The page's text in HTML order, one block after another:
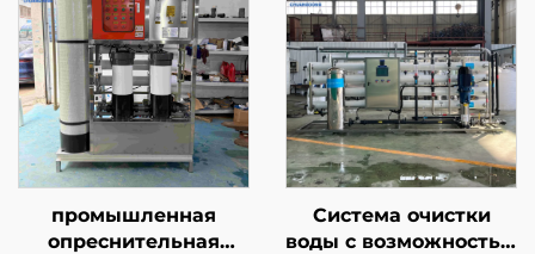
сельскохозяйственных
нужд и
рециркуляции
сточных вод
| Промышленная
система обратного
осмоса
производительностью
50–500 м³/сут
промышленная
опреснительная
Система очистки
воды с возможностью